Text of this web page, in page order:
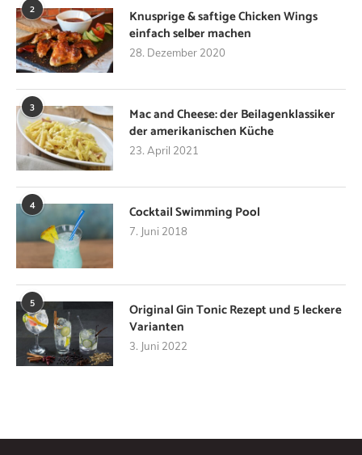
2
Knusprige & saftige Chicken Wings
einfach selber machen
28. Dezember 2020
3
Mac and Cheese: der Beilagenklassiker
der amerikanischen Küche
23. April 2021
4 Cocktail Swimming Pool
7. Juni 2018
5
Original Gin Tonic Rezept und 5 leckere
Varianten
3. Juni 2022